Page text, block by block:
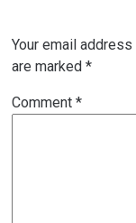
Your email
are marked *
Comment *